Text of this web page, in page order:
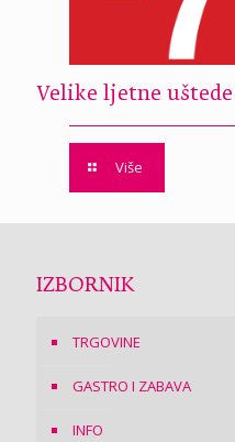
Velike ljetne
Više
IZBORNIK
TRGOVINE
GASTRO I ZABAVA
INFO